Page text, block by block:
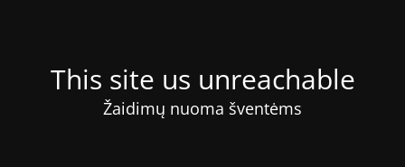
This site us unreachable
Žaidimų nuoma šventėms